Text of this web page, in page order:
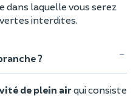
dans laquelle vous serez
interdites.
?
de plein airqui consiste